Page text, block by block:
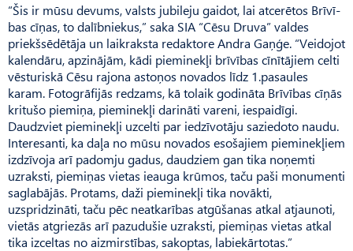
“Šis ir mūsu devums, valsts jubileju gaidot, lai atcerētos Brīvī­
bas cīņas, to dalībniekus,” saka SIA “Cēsu Druva” valdes
priekšsēdētāja un laikraksta redaktore Andra Gaņģe. “Veidojot
kalendāru, apzinājām, kādi pieminekļi brīvības cīnītājiem celti
vēsturiskā Cēsu rajona astoņos novados līdz 1.pasaules
karam. Fotogrā­fijās redzams, kā tolaik godināta Brīvības cīņās
kritušo piemiņa, pieminekļi darināti vareni, iespaidīgi.
Daudzviet pieminekļi uzcelti par iedzīvotāju saziedoto naudu.
Interesanti, ka daļa no mūsu novados esošajiem pieminekļiem
izdzīvoja arī padomju gadus, daudziem gan tika noņemti
uzraksti, piemiņas vietas ieauga krūmos, taču paši monumenti
saglabājās. Protams, daži pieminekļi tika novākti,
uzspridzināti, taču pēc neatkarības atgūšanas atkal atjaunoti,
vietās atgriezās arī pazudušie uzraksti, piemiņas vietas atkal
tika izceltas no aizmirstības, sakoptas, labiekārtotas.”